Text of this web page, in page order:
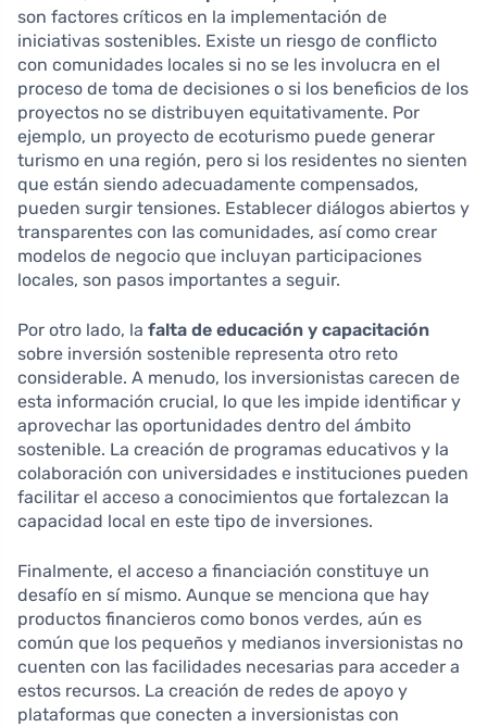
son factores críticos en la implementación de
iniciativas sostenibles. Existe un riesgo de conflicto
con comunidades locales si no se les involucra en el
proceso de toma de decisiones o si los beneficios de los
proyectos no se distribuyen equitativamente. Por
ejemplo, un proyecto de ecoturismo puede generar
turismo en una región, pero si los residentes no sienten
que están siendo adecuadamente compensados,
pueden surgir tensiones. Establecer diálogos abiertos y
transparentes con las comunidades, así como crear
modelos de negocio que incluyan participaciones
locales, son pasos importantes a seguir.
Por otro lado, la falta de educación y capacitación
sobre inversión sostenible representa otro reto
considerable. A menudo, los inversionistas carecen de
esta información crucial, lo que les impide identificar y
aprovechar las oportunidades dentro del ámbito
sostenible. La creación de programas educativos y la
colaboración con universidades e instituciones pueden
facilitar el acceso a conocimientos que fortalezcan la
capacidad local en este tipo de inversiones.
Finalmente, el acceso a financiación constituye un
desafío en sí mismo. Aunque se menciona que hay
productos financieros como bonos verdes, aún es
común que los pequeños y medianos inversionistas no
cuenten con las facilidades necesarias para acceder a
estos recursos. La creación de redes de apoyo y
plataformas que conecten a inversionistas con